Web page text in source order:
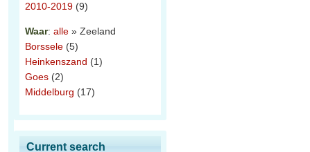
2010-2019 (9)
Waar: alle » Zeeland
Borssele (5)
Heinkenszand (1)
Goes (2)
Middelburg (17)
Current search